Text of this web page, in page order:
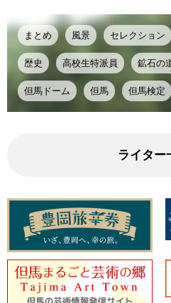
まとめ 風景 セレクション
歴史 高校生特派員 鉱石の
但馬ドーム 但馬 但馬検定
ライター